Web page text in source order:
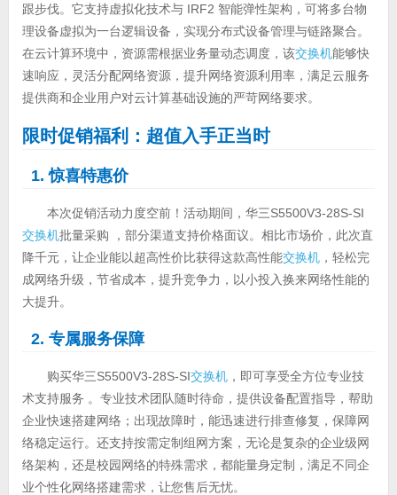
跟步伐。它支持虚拟化技术与 IRF2 智能弹性架构，可将多台物
理设备虚拟为一台逻辑设备，实现分布式设备管理与链路聚合。
在云计算环境中，资源需根据业务量动态调度，该交换机能够快
速响应，灵活分配网络资源，提升网络资源利用率，满足云服务
提供商和企业用户对云计算基础设施的严苛网络要求。
限时促销福利：超值入手正当时
1. 惊喜特惠价
本次促销活动力度空前！活动期间，华三S5500V3-28S-SI
交换机批量采购 ，部分渠道支持价格面议。相比市场价，此次直
降千元，让企业能以超高性价比获得这款高性能交换机，轻松完
成网络升级，节省成本，提升竞争力，以小投入换来网络性能的
大提升。
2. 专属服务保障
购买华三S5500V3-28S-SI交换机，即可享受全方位专业技
术支持服务 。专业技术团队随时待命，提供设备配置指导，帮助
企业快速搭建网络；出现故障时，能迅速进行排查修复，保障网
络稳定运行。还支持按需定制组网方案，无论是复杂的企业级网
络架构，还是校园网络的特殊需求，都能量身定制，满足不同企
业个性化网络搭建需求，让您售后无忧。